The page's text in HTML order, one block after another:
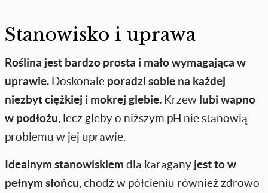
Stanowisko i uprawa
Roślina jest bardzo prosta i mało wymagająca w
uprawie. Doskonale poradzi sobie na każdej
niezbyt ciężkiej i mokrej glebie. Krzew lubi wapno
w podłożu, lecz gleby o niższym pH nie stanowią
problemu w jej uprawie.
Idealnym stanowiskiem dla karagany jest to w
pełnym słońcu, chodź w półcieniu również zdrowo